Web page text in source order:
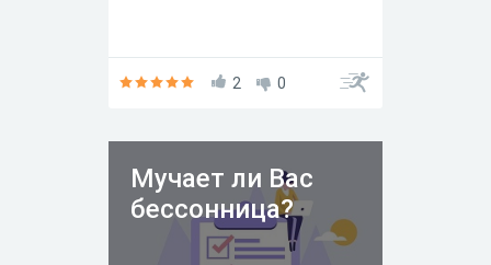
2 0
Мучает ли Вас
бессонница?